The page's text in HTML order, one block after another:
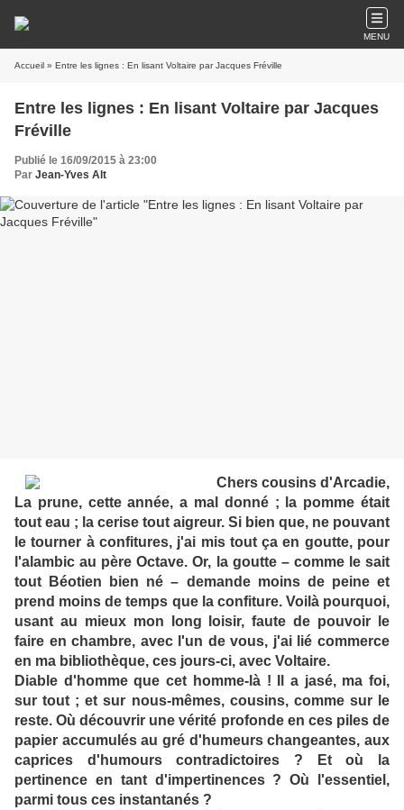
MENU
Accueil » Entre les lignes : En lisant Voltaire par Jacques Fréville
Entre les lignes : En lisant Voltaire par Jacques
Fréville
Publié le 16/09/2015 à 23:00
Par Jean-Yves Alt
Chers cousins d'Arcadie,
La prune, cette année, a mal donné ; la pomme était
tout eau ; la cerise tout aigreur. Si bien que, ne pouvant
le tourner à confitures, j'ai mis tout ça en goutte, pour
l'alambic au père Octave. Or, la goutte – comme le sait
tout Béotien bien né – demande moins de peine et
prend moins de temps que la confiture. Voilà pourquoi,
usant au mieux mon long loisir, faute de pouvoir le
faire en chambre, avec l'un de vous, j'ai lié commerce
en ma bibliothèque, ces jours-ci, avec Voltaire.
Diable d'homme que cet homme-là ! Il a jasé, ma foi,
sur tout ; et sur nous-mêmes, cousins, comme sur le
reste. Où découvrir une vérité profonde en ces piles de
papier accumulés au gré d'humeurs changeantes, aux
caprices d'humours contradictoires ? Et où la
pertinence en tant d'impertinences ? Où l'essentiel,
parmi tous ces instantanés ?